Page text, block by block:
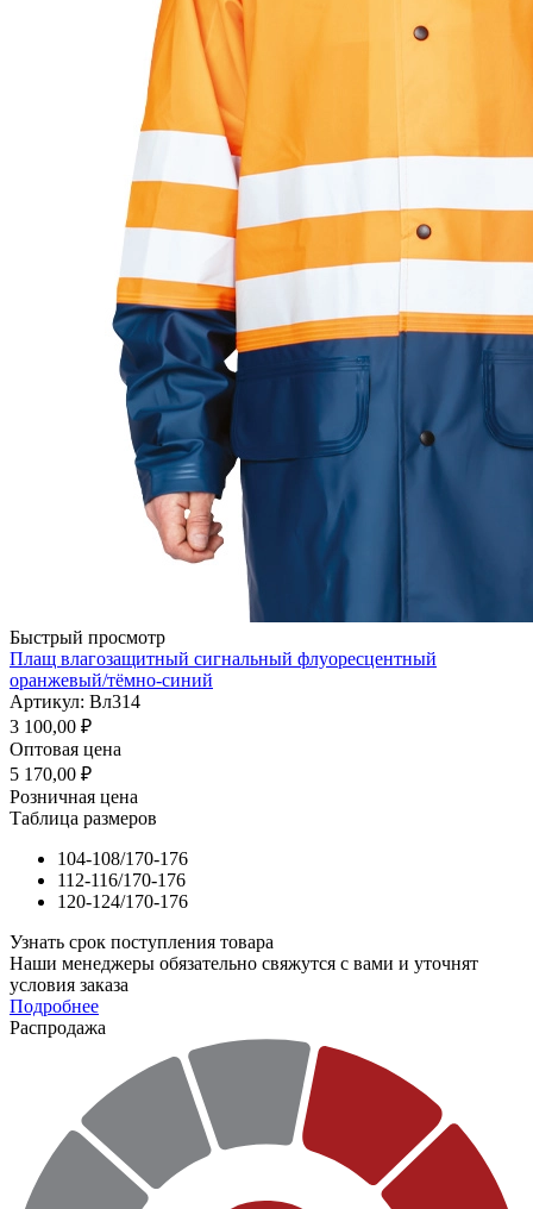
Быстрый просмотр
Плащ влагозащитный сигнальный флуоресцентный
оранжевый/тёмно-синий
Артикул: Вл314
3 100,00 ₽
Оптовая цена
5 170,00 ₽
Розничная цена
Таблица размеров
104-108/170-176
112-116/170-176
120-124/170-176
Узнать срок поступления товара
Наши менеджеры обязательно свяжутся с вами и уточнят
условия заказа
Подробнее
Распродажа